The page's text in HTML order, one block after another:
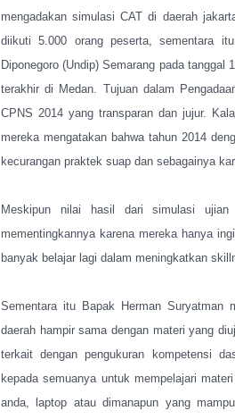
mengadakan simulasi CAT di daerah
diikuti 5.000 orang peserta, sementara
Diponegoro (Undip) Semarang pada
terakhir di Medan. Tujuan dalam
CPNS 2014 yang transparan dan jujur.
mereka mengatakan bahwa tahun 2014
kecurangan praktek suap dan sebagainya
Meskipun nilai hasil dari simulasi
mementingkannya karena mereka hanya
banyak belajar lagi dalam meningkatkan
Sementara itu Bapak Herman Suryatman
daerah hampir sama dengan materi yang
terkait dengan pengukuran kompetensi
kepada semuanya untuk mempelajari
anda, laptop atau dimanapun yang